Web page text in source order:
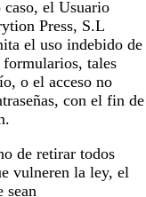
el Usuario
Press, S.L
el uso indebido de
tales
o el acceso no
con el fin de
de retirar todos
vulneren la ley, el
sean